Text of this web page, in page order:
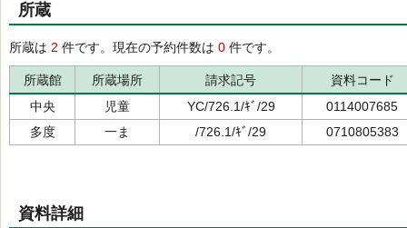
所蔵
所蔵は 2 件です。現在の予約件数は 0 件です。
所蔵館 所蔵場所 請求記号
資料コード
中央
児童 YC/726.1/ｷﾞ/29
0114007685
多度
一ま /726.1/ｷﾞ/29 0710805383
資料詳細